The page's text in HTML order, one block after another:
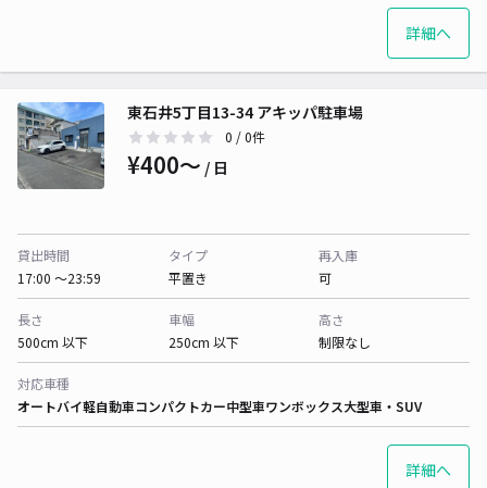
詳細へ
東石井5丁目13-34 アキッパ駐車場
0 / 0件
¥400〜 / 日
貸出時間
17:00 〜23:59
タイプ
平置き
再入庫
可
長さ
500cm 以下
車幅
250cm 以下
高さ
制限なし
対応車種
オートバイ軽自動車コンパクトカー中型車ワンボックス大型車・SUV
詳細へ